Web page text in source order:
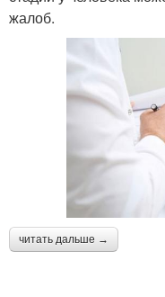
жалоб.
читать дальше →